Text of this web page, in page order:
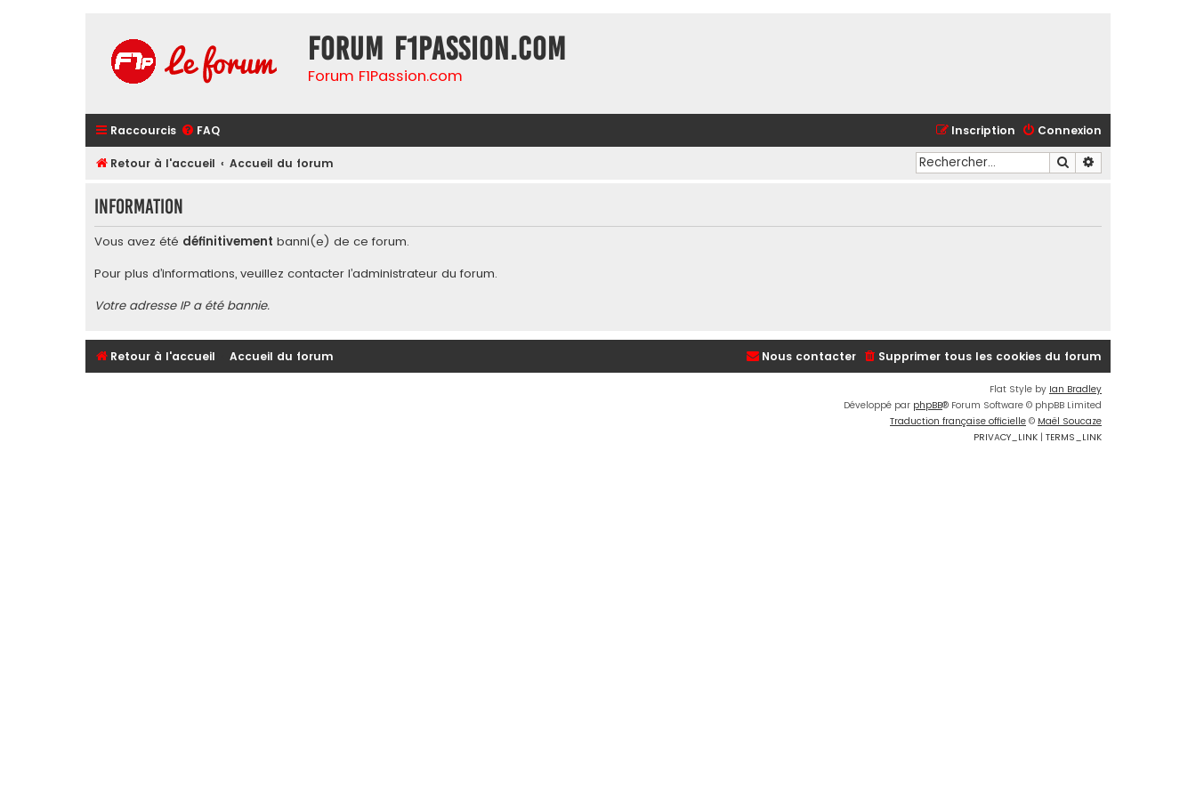
Forum F1Passion.com
Forum F1Passion.com
Raccourcis FAQ Connexion
Inscription
Retour à l'accueil Accueil du forum Rechercher
Information
Vous avez été définitivement banni(e) de ce forum.
Pour plus d’informations, veuillez contacter l’administrateur du forum.
Votre adresse IP a été bannie.
Retour à l'accueil Accueil du forum Supprimer tous les cookies du forum
Nous contacter
Flat Style by Ian Bradley
Développé par phpBB® Forum Software © phpBB Limited
Traduction française officielle © Maël Soucaze
PRIVACY_LINK | TERMS_LINK